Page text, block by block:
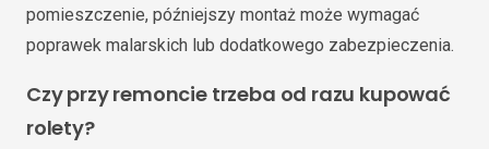
pomieszczenie, późniejszy montaż może wymagać
poprawek malarskich lub dodatkowego zabezpieczenia.
Czy przy remoncie trzeba od razu kupować
rolety?